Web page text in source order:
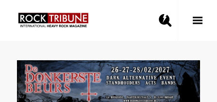
Toggle